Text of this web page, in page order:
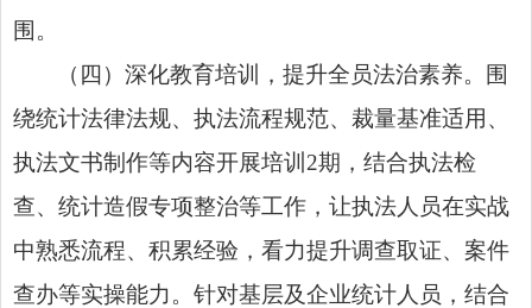
围。
（四）深化教育培训，提升全员法治素养。围
绕统计法律法规、执法流程规范、裁量基准适用、
执法文书制作等内容开展培训2期，结合执法检
查、统计造假专项整治等工作，让执法人员在实战
中熟悉流程、积累经验，看力提升调查取证、案件
查办等实操能力。针对基层及企业统计人员，结合